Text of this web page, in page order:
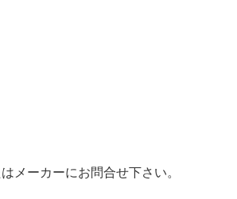
メーカーにお問合せ下さい。